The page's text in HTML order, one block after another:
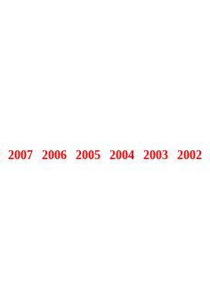
2007 2006 2005 2004 2003 2002